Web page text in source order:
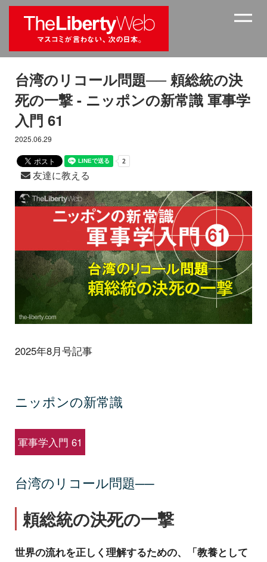
台湾のリコール問題── 頼総統の決
死の一撃 - ニッポンの新常識 軍事学
入門 61
2025.06.29
友達に教える
2025年8月号記事
ニッポンの新常識
軍事学入門 61
台湾のリコール問題──
頼総統の決死の一撃
世界の流れを正しく理解するための、「教養として